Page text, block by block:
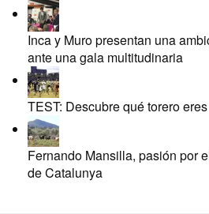
Inca y Muro presentan una
ante una gala multitudinaria
TEST: Descubre qué torero eres
Fernando Mansilla, pasión por
de Catalunya